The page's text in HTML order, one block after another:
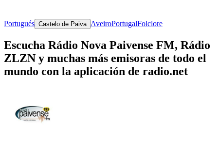
Portugués Castelo de Paiva AveiroPortugalFolclore
Escucha Rádio Nova Paivense FM, Rádio
ZLZN y muchas más emisoras de todo el
mundo con la aplicación de radio.net